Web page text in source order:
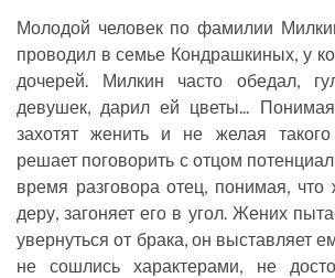
Молодой человек по фамилии
проводил в семье Кондрашкиных, у
дочерей. Милкин часто обедал,
девушек, дарил ей цветы...
захотят женить и не желая
решает поговорить с отцом
время разговора отец, понимая, что
деру, загоняет его в угол. Жених
увернуться от брака, он выставляет
не сошлись характерами, не